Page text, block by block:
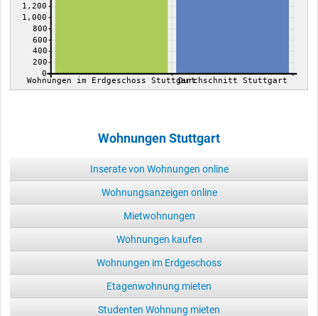
0
200
400
600
800
1,000
1,200
Wohnungen im Erdgeschoss StuttgartDurchschnitt Stuttgart
Wohnungen Stuttgart
Inserate von Wohnungen online
Wohnungsanzeigen online
Mietwohnungen
Wohnungen kaufen
Wohnungen im Erdgeschoss
Etagenwohnung mieten
Studenten Wohnung mieten